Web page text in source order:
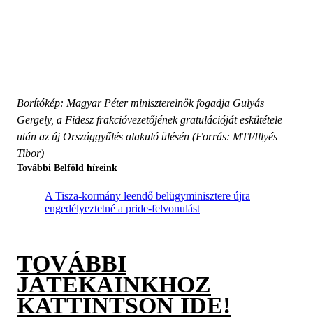
Borítókép: Magyar Péter miniszterelnök fogadja Gulyás
Gergely, a Fidesz frakcióvezetőjének gratulációját eskütétele
után az új Országgyűlés alakuló ülésén (Forrás: MTI/Illyés
Tibor)
További Belföld híreink
A Tisza-kormány leendő belügyminisztere újra
engedélyeztetné a pride-felvonulást
TOVÁBBI
JÁTÉKAINKHOZ
KATTINTSON IDE!